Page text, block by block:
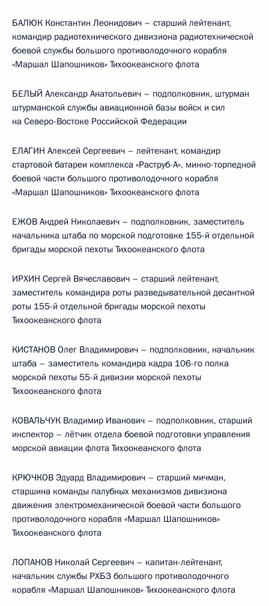
БАЛЮК Константин Леонидович – старший лейтенант,
командир радиотехнического дивизиона радиотехнической
боевой службы большого противолодочного корабля
«Маршал Шапошников» Тихоокеанского флота
БЕЛЫЙ Александр Анатольевич – подполковник, штурман
штурманской службы авиационной базы войск и сил
на Северо-Востоке Российской Федерации
ЕЛАГИН Алексей Сергеевич – лейтенант, командир
стартовой батареи комплекса «Раструб-А», минно-торпедной
боевой части большого противолодочного корабля
«Маршал Шапошников» Тихоокеанского флота
ЕЖОВ Андрей Николаевич – подполковник, заместитель
начальника штаба по морской подготовке 155-й отдельной
бригады морской пехоты Тихоокеанского флота
ИРХИН Сергей Вячеславович – старший лейтенант,
заместитель командира роты разведывательной десантной
роты 155-й отдельной бригады морской пехоты
Тихоокеанского флота
КИСТАНОВ Олег Владимирович – подполковник, начальник
штаба – заместитель командира кадра 106-го полка
морской пехоты 55-й дивизии морской пехоты
Тихоокеанского флота
КОВАЛЬЧУК Владимир Иванович – подполковник, старший
инспектор – лётчик отдела боевой подготовки управления
морской авиации флота Тихоокеанского флота
КРЮЧКОВ Эдуард Владимирович – старший мичман,
старшина команды палубных механизмов дивизиона
движения электромеханической боевой части большого
противолодочного корабля «Маршал Шапошников»
Тихоокеанского флота
ЛОПАНОВ Николай Сергеевич – капитан-лейтенант,
начальник службы РХБЗ большого противолодочного
корабля «Маршал Шапошников» Тихоокеанского флота